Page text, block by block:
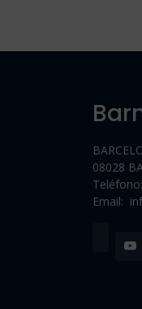
08028
Teléfono:
Email: